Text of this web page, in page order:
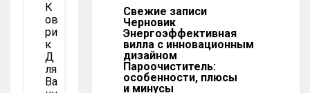
К
Ов
Ри
К
Д
Ля
Ва
Свежие записи
Черновик
Энергоэффективная
вилла с инновационным
дизайном
Пароочиститель:
особенности, плюсы
и минусы